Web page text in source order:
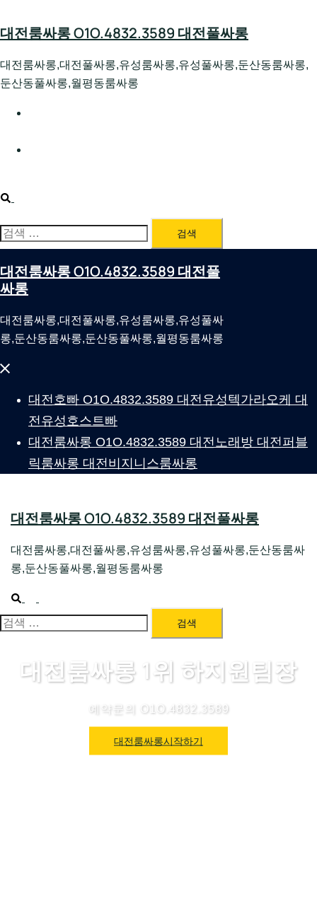
to
대전룸싸롱 O1O.4832.3589 대전풀싸롱
대전룸싸롱,대전풀싸롱,유성룸싸롱,유성풀싸롱,둔산동룸싸롱,
둔산동풀싸롱,월평동룸싸롱
Search
검
색:
대전룸싸롱 O1O.4832.3589 대전풀
싸롱
대전룸싸롱,대전풀싸롱,유성룸싸롱,유성풀싸
롱,둔산동룸싸롱,둔산동풀싸롱,월평동룸싸롱
Close
대전호빠 O1O.4832.3589 대전유성텍가라오케 대
전유성호스트빠
대전룸싸롱 O1O.4832.3589 대전노래방 대전퍼블
릭룸싸롱 대전비지니스룸싸롱
대전룸싸롱 O1O.4832.3589 대전풀싸롱
대전룸싸롱,대전풀싸롱,유성룸싸롱,유성풀싸롱,둔산동룸싸
롱,둔산동풀싸롱,월평동룸싸롱
Search
menu
검
대전룸싸롱 1위 하지원팀장
예약문의 O1O.4832.3589
대전룸싸롱시작하기